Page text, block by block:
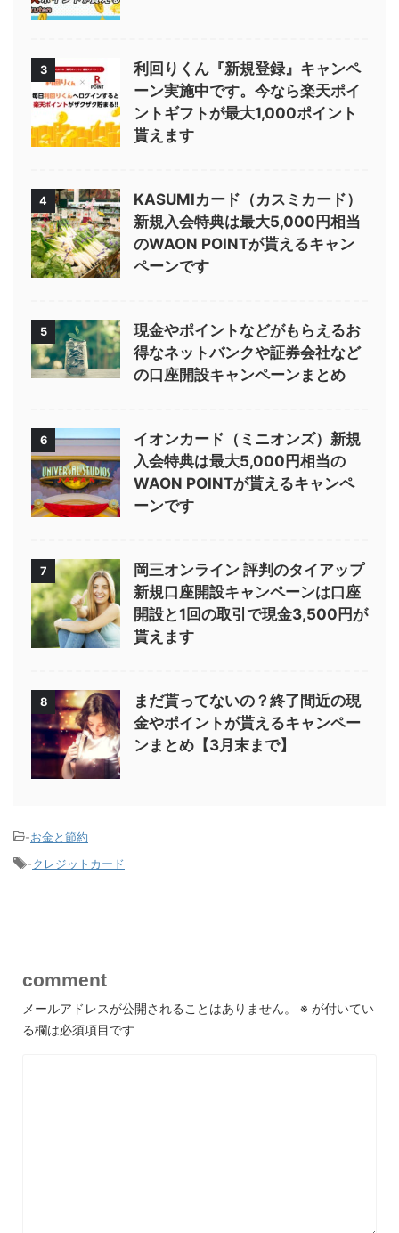
3
利回りくん『新規登録』キャンペ
ーン実施中です。今なら楽天ポイ
ントギフトが最大1,000ポイント
貰えます
4
KASUMIカード（カスミカード）
新規入会特典は最大5,000円相当
のWAON POINTが貰えるキャン
ペーンです
5
現金やポイントなどがもらえるお
得なネットバンクや証券会社など
の口座開設キャンペーンまとめ
6
イオンカード（ミニオンズ）新規
入会特典は最大5,000円相当の
WAON POINTが貰えるキャンペ
ーンです
7
岡三オンライン 評判のタイアップ
新規口座開設キャンペーンは口座
開設と1回の取引で現金3,500円が
貰えます
8
まだ貰ってないの？終了間近の現
金やポイントが貰えるキャンペー
ンまとめ【3月末まで】
-お金と節約
-クレジットカード
comment
メールアドレスが公開されることはありません。 ※ が付いてい
る欄は必須項目です